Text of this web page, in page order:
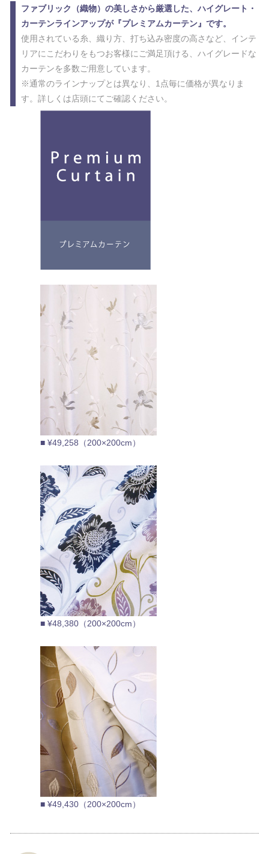
ファブリック（織物）の美しさから厳選した、ハイグレート・
カーテンラインアップが『プレミアムカーテン』です。
使用されている糸、織り方、打ち込み密度の高さなど、インテ
リアにこだわりをもつお客様にご満足頂ける、ハイグレードな
カーテンを多数ご用意しています。
※通常のラインナップとは異なり、1点毎に価格が異なりま
す。詳しくは店頭にてご確認ください。
■ ¥49,258（200×200cm）
■ ¥48,380（200×200cm）
■ ¥49,430（200×200cm）